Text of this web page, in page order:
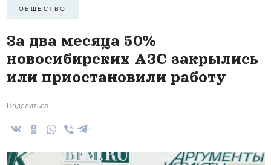
ОБЩЕСТВО
За два месяца 50%
новосибирских АЗС закрылись
или приостановили работу
Поделиться